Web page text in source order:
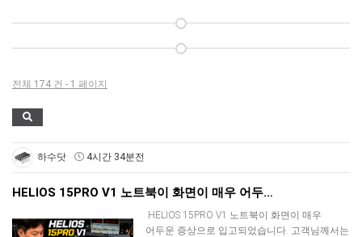
전체 174 건 - 1 페이지
하수닷 4시간 34분전
HELIOS 15PRO V1 노트북이 화면이 매우 어두…
HELIOS 15PRO V1 노트북이 화면이 매우
어두운 증상으로 입고되었습니다. 고객님께서는